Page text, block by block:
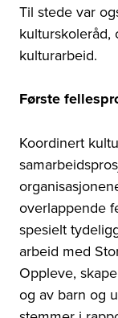
Til stede var
kulturskoleråd,
kulturarbeid.
Første
Koordinert
overlappende
spesielt
arbeid med
Oppleve,
og av barn og